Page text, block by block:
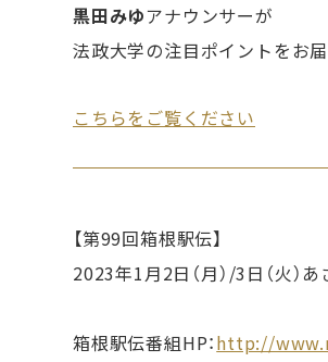
黒田みゆアナウンサーが
法政大学の注目ポイントをお届
こちらをご覧ください
【第99回箱根駅伝】
2023年1月2日（月）/3日（火）
箱根駅伝番組HP：http://